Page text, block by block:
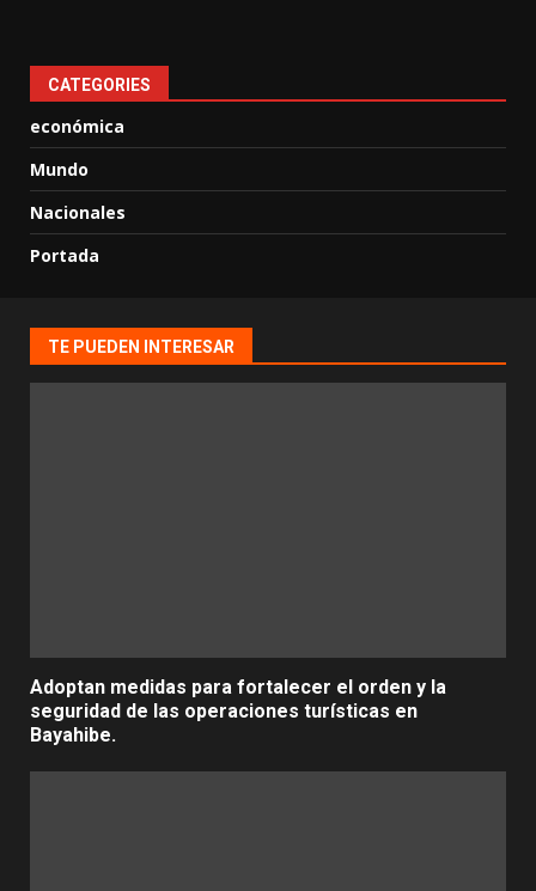
CATEGORIES
económica
Mundo
Nacionales
Portada
TE PUEDEN INTERESAR
Adoptan medidas para fortalecer el orden y la
seguridad de las operaciones turísticas en
Bayahibe.